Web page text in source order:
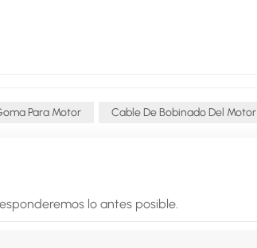
Para Motor Cable De Bobinado Del Motor
lo antes posible.